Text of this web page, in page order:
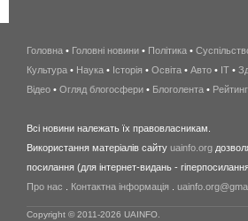
Головна • Головні новини • Політика •
Культура • Наука • Історія • Освіта • Авто • IT •
Відео • Огляд блогосфери • Блоголента •
Всі новини належать їх правовласникам.
Використання матеріалів сайту uainfo.org
посилання (для інтернет-видань -
Про нас
Контактна інформація
Copyright © 2011-2026 UAINFO.